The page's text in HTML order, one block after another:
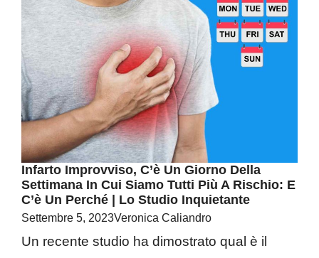
Infarto Improvviso, C’è Un Giorno Della
Settimana In Cui Siamo Tutti Più A Rischio: E
C’è Un Perché | Lo Studio Inquietante
Settembre 5, 2023Veronica Caliandro
Un recente studio ha dimostrato qual è il